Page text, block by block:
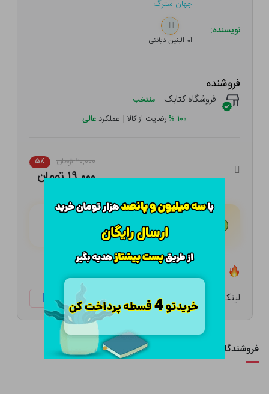
جهان سترگ
نویسنده:
ام البنین دیانتی
فروشنده
فروشگاه کتابک منتخب
۱۰۰ %رضایت از کالا | عملکرد عالی
۲۰,۰۰۰ تومان ۵٪
۱۹,۰۰۰ تومان
هـر قسط با تــرب‌پــی: ۴,۷۵۰ تومان
لینک کوتاه: ketabtala.com/sbp-54151
فروشندگان این کالا